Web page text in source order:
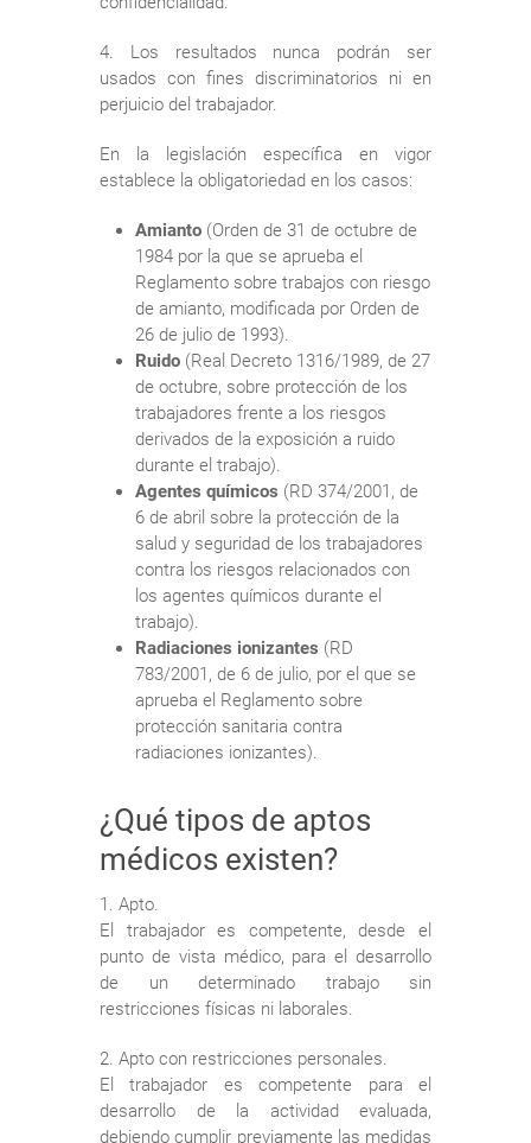
4. Los resultados nunca podrán ser
usados con fines discriminatorios ni en
perjuicio del trabajador.
En la legislación específica en vigor
establece la obligatoriedad en los casos:
Amianto (Orden de 31 de octubre de
1984 por la que se aprueba el
Reglamento sobre trabajos con riesgo
de amianto, modificada por Orden de
26 de julio de 1993).
Ruido (Real Decreto 1316/1989, de 27
de octubre, sobre protección de los
trabajadores frente a los riesgos
derivados de la exposición a ruido
durante el trabajo).
Agentes químicos (RD 374/2001, de
6 de abril sobre la protección de la
salud y seguridad de los trabajadores
contra los riesgos relacionados con
los agentes químicos durante el
trabajo).
Radiaciones ionizantes (RD
783/2001, de 6 de julio, por el que se
aprueba el Reglamento sobre
protección sanitaria contra
radiaciones ionizantes).
¿Qué tipos de aptos
médicos existen?
1. Apto.
El trabajador es competente, desde el
punto de vista médico, para el desarrollo
de un determinado trabajo sin
restricciones físicas ni laborales.
2. Apto con restricciones personales.
El trabajador es competente para el
desarrollo de la actividad evaluada,
debiendo cumplir previamente las medidas